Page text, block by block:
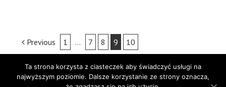
Post
navigation
Previous 1 … 7 8 9
10
Ta strona korzysta z ciasteczek aby świadczyć usługi na
najwyższym poziomie. Dalsze korzystanie ze strony oznacza,